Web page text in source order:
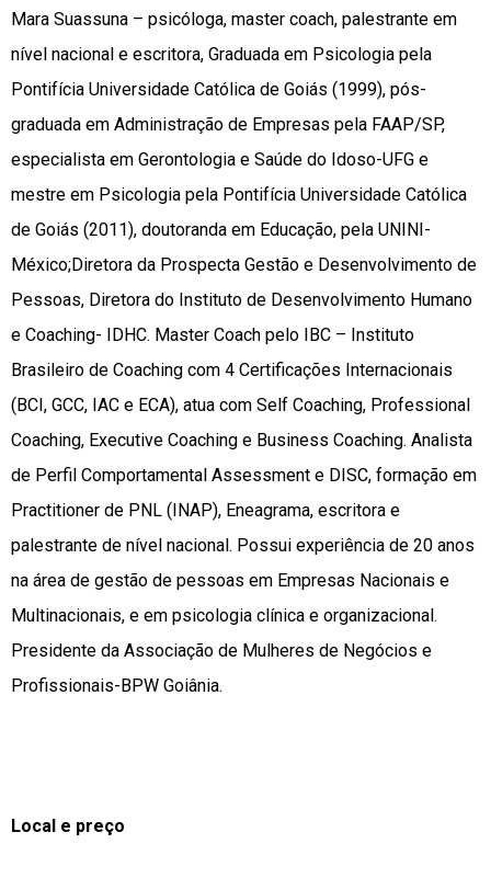
Mara Suassuna – psicóloga, master coach, palestrante em
nível nacional e escritora, Graduada em Psicologia pela
Pontifícia Universidade Católica de Goiás (1999), pós-
graduada em Administração de Empresas pela FAAP/SP,
especialista em Gerontologia e Saúde do Idoso-UFG e
mestre em Psicologia pela Pontifícia Universidade Católica
de Goiás (2011), doutoranda em Educação, pela UNINI-
México;Diretora da Prospecta Gestão e Desenvolvimento de
Pessoas, Diretora do Instituto de Desenvolvimento Humano
e Coaching- IDHC. Master Coach pelo IBC – Instituto
Brasileiro de Coaching com 4 Certificações Internacionais
(BCI, GCC, IAC e ECA), atua com Self Coaching, Professional
Coaching, Executive Coaching e Business Coaching. Analista
de Perfil Comportamental Assessment e DISC, formação em
Practitioner de PNL (INAP), Eneagrama, escritora e
palestrante de nível nacional. Possui experiência de 20 anos
na área de gestão de pessoas em Empresas Nacionais e
Multinacionais, e em psicologia clínica e organizacional.
Presidente da Associação de Mulheres de Negócios e
Profissionais-BPW Goiânia.
Local e preço